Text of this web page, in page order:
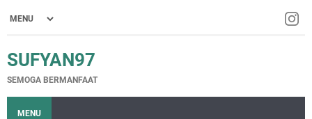
SUFYAN97
SEMOGA BERMANFAAT
MENU